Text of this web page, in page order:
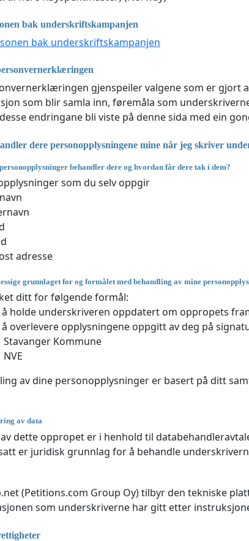
bak underskriftskampanjen
bak underskriftskampanjen
gjenspeiler valgene som er
som blir samla inn, føremåla som
endringane bli viste på denne sida med ein
dere personopplysningene mine når jeg skriver
behandler dere og hvordan får dere tak i dem?
som du selv oppgir
adresse
grunnlaget for og formålet med behandling av mine
ditt for følgende formål:
å holde underskriveren oppdatert om oppropets
å overlevere opplysningene oppgitt av deg på
Stavanger Kommune
NVE
av dine personopplysninger er basert på ditt
av data
dette oppropet er i henhold til
er juridisk grunnlag for å behandle
(Petitions.com Group Oy) tilbyr den tekniske
som underskriverne har gitt etter